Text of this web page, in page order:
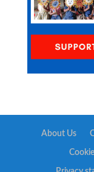
About Us